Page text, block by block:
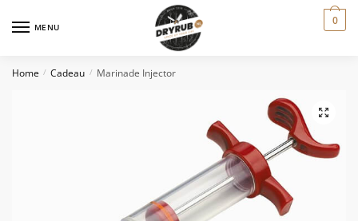
MENU 0
Home / Cadeau / Marinade Injector